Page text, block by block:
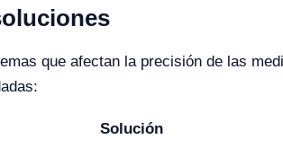
que afectan la precisión de las
Solución